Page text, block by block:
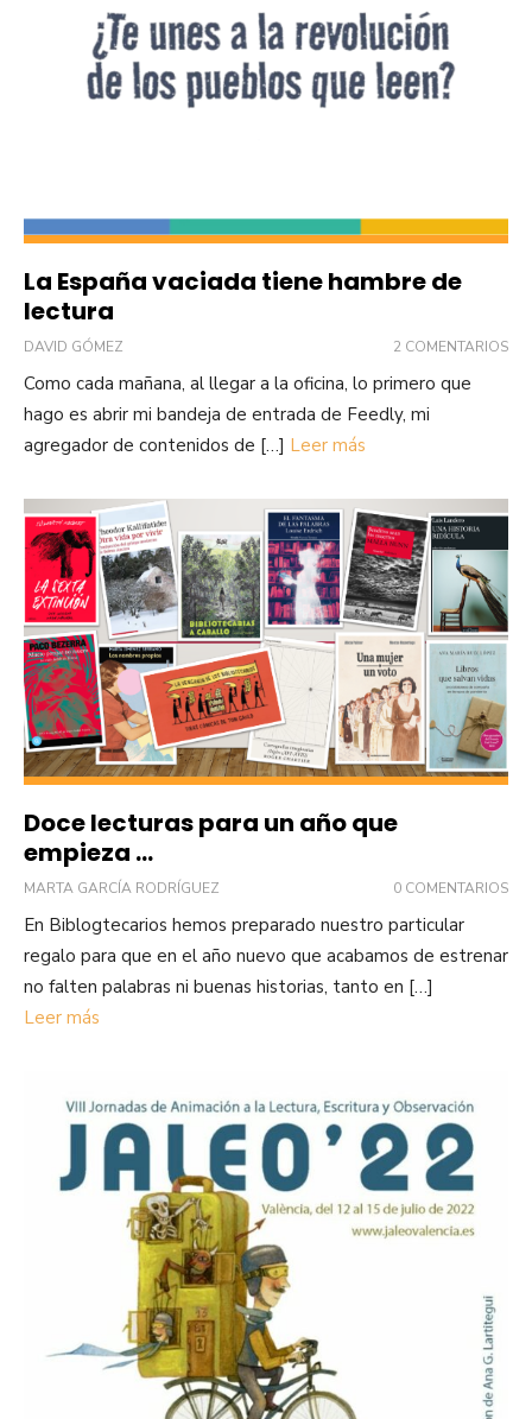
La España vaciada tiene hambre de
lectura
DAVID GÓMEZ 2 COMENTARIOS
Como cada mañana, al llegar a la oficina, lo primero que
hago es abrir mi bandeja de entrada de Feedly, mi
agregador de contenidos de […] Leer más
Doce lecturas para un año que
empieza …
MARTA GARCÍA RODRÍGUEZ 0 COMENTARIOS
En Biblogtecarios hemos preparado nuestro particular
regalo para que en el año nuevo que acabamos de estrenar
no falten palabras ni buenas historias, tanto en […]
Leer más